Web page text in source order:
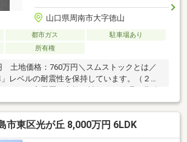
山口県周南市大字徳山
都市ガス
駐車場あり
所有権
土地価格：760万円＼スムストックとは／
」レベルの耐震性を保持しています。（２）
０年以上のメンテナンスプログラムに対
まま引き継ぐことが可能です。■積水ハウ
成２２年（登記簿上建築月日不詳）１階和
７．３９㎡）【周辺環境】・クスリ岩崎チ
市東区光が丘 8,000万円 6LDK